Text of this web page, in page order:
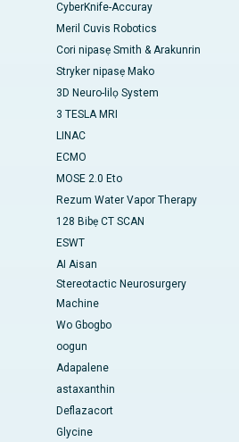
CyberKnife-Accuray
Meril Cuvis Robotics
Cori nipasẹ Smith & Arakunrin
Stryker nipasẹ Mako
3D Neuro-lilọ System
3 TESLA MRI
LINAC
ECMO
MOSE 2.0 Eto
Rezum Water Vapor Therapy
128 Bibẹ CT SCAN
ESWT
AI Aisan
Stereotactic Neurosurgery
Machine
Wo Gbogbo
oogun
Adapalene
astaxanthin
Deflazacort
Glycine